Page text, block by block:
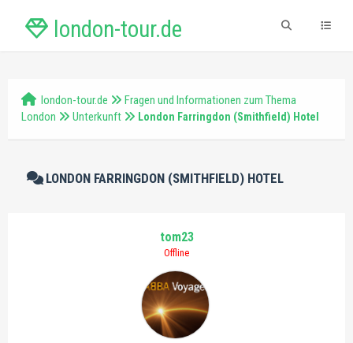
london-tour.de
london-tour.de
Fragen und Informationen zum Thema
London
Unterkunft London Farringdon (Smithfield) Hotel
LONDON FARRINGDON (SMITHFIELD) HOTEL
tom23
Offline